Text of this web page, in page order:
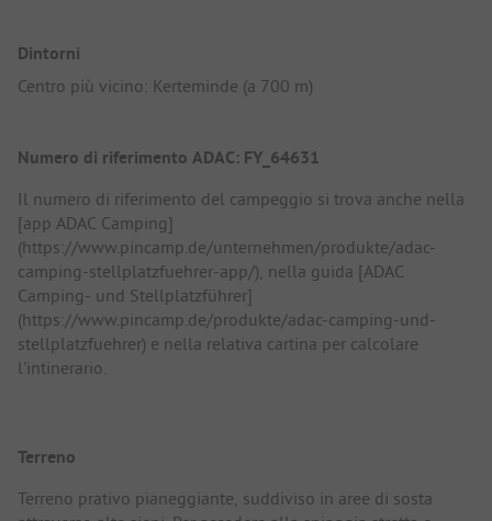
Dintorni
Centro più vicino: Kerteminde (a 700 m)
Numero di riferimento ADAC: FY_64631
Il numero di riferimento del campeggio si trova anche nella
[app ADAC Camping]
(https://www.pincamp.de/unternehmen/produkte/adac-
camping-stellplatzfuehrer-app/), nella guida [ADAC
Camping- und Stellplatzführer]
(https://www.pincamp.de/produkte/adac-camping-und-
stellplatzfuehrer) e nella relativa cartina per calcolare
l'intinerario.
Terreno
Terreno prativo pianeggiante, suddiviso in aree di sosta